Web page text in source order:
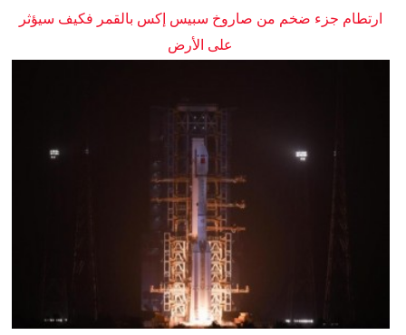
ارتطام جزء ضخم من صاروخ سبيس إكس بالقمر فكيف سيؤثر
على الأرض